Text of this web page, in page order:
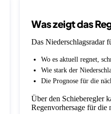
Was zeigt das
Das Niederschlagsradar
Wo es aktuell regnet,
Wie stark der
Die Prognose für die
Über den Schieberegler
Regenvorhersage für die